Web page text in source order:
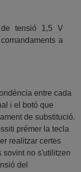
tensió 1,5 V
a
entre cada
i el botó que
de substitució.
prémer la tecla
realitzar certes
sovint no s'utilitzen
del